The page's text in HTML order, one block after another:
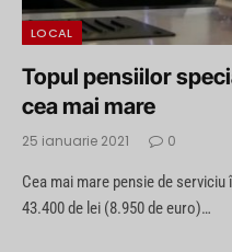
LOCAL
Topul pensiilor
cea mai mare
25 ianuarie 2021 0
Cea mai mare pensie de
43.400 de lei (8.950 de euro)…